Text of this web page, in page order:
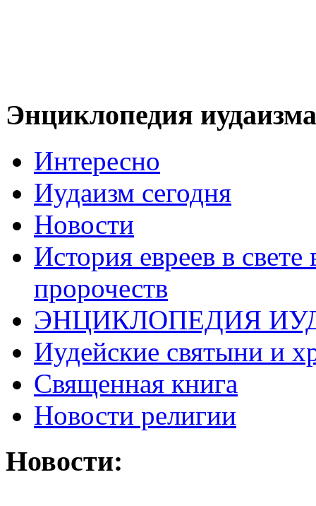
Энциклопедия иудаизма
Интересно
Иудаизм сегодня
Новости
История евреев в
пророчеств
ЭНЦИКЛОПЕДИЯ
Иудейские святыни и
Священная книга
Новости религии
Новости: